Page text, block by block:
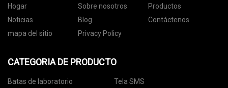
Hogar Sobre nosotros
Productos
Noticias
Blog
Contáctenos
mapa del sitio
Privacy Policy
CATEGORIA DE PRODUCTO
Batas de laboratorio
Tela SMS